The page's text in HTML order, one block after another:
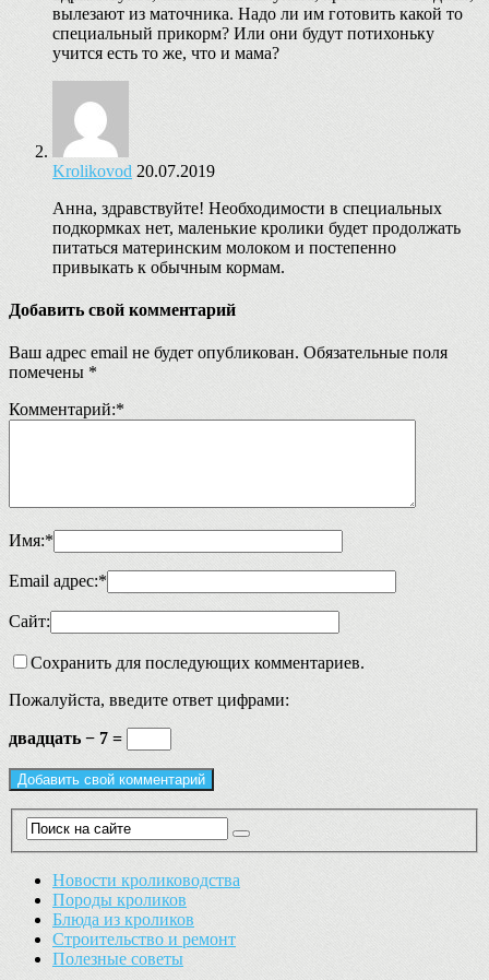
вылезают из маточника. Надо ли им готовить какой то
специальный прикорм? Или они будут потихоньку
учится есть то же, что и мама?
Krolikovod 20.07.2019
Анна, здравствуйте! Необходимости в специальных
подкормках нет, маленькие кролики будет продолжать
питаться материнским молоком и постепенно
привыкать к обычным кормам.
Добавить свой комментарий
Ваш адрес email не будет опубликован. Обязательные поля
помечены *
Комментарий:*
Имя:*
Email адрес:*
Сайт:
Сохранить для последующих комментариев.
Пожалуйста, введите ответ цифрами:
двадцать − 7 =
Новости кролиководства
Породы кроликов
Блюда из кроликов
Строительство и ремонт
Полезные советы